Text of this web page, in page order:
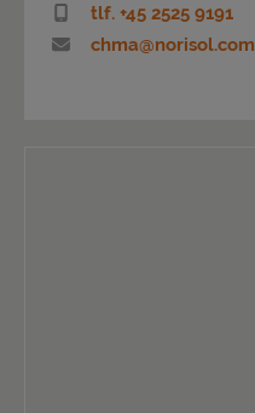
tlf. +45 2525 9191
chma@norisol.com